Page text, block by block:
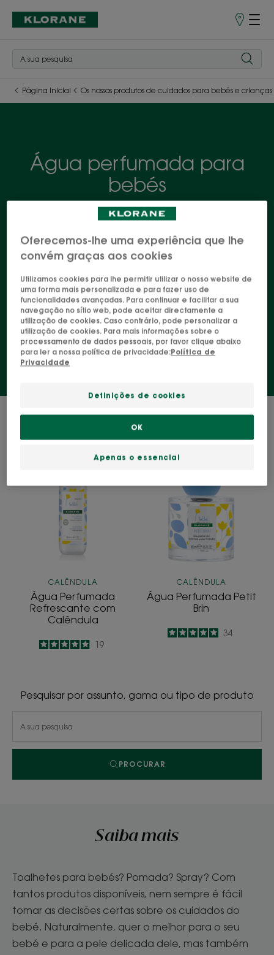
Pontos
Página inicial Os nossos produtos de cuidados para bebés e crianças
Água perfumada para
bebés
Os benefícios da calêndula, com as suas
estão disponíveis numa gama completa de
produtos dedicados à muda da fralda do seu
bebé. Fórmulas com ingredientes ativos de origem
natural, testadas sob controlo dermatológico e
pediátrico, para garantir a segurança das
crianças. Cá está: menos um peso para si!
2 resultados "Água perfumada para
Água
Refrescante
com
Calêndula
CALÊNDULA
Água Perfumada
Refrescante com
Calêndula
4.9
/519
Petit
Brin
CALÊNDULA
Água Perfumada Petit
Brin
5
/
5
34
Pesquisar por assunto, gama ou tipo de produto
PROCURAR
Saiba mais
Toalhetes para bebés? Pomada? Spray? Com
tantos produtos disponíveis, nem sempre é fácil
tomar as decisões certas sobre os cuidados do
bebé. Naturalmente, quer o melhor para o seu
bebé e para a pele delicada dele, mas também
Oferecemos-lhe uma experiência que lhe
convém graças aos cookies
Utilizamos cookies para lhe permitir utilizar o nosso website de
uma forma mais personalizada e para fazer uso de
funcionalidades avançadas. Para continuar e facilitar a sua
navegação no sítio web, pode aceitar directamente a
utilização de cookies. Caso contrário, pode personalizar a
utilização de cookies. Para mais informações sobre o
processamento de dados pessoais, por favor clique abaixo
para ler a nossa política de privacidade:Política de
Privacidade
Definições de cookies
Apenas o essencial
OK